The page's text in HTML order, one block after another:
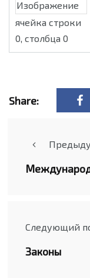
ячейка строки
0, столбца 0
Share:
Следующий
Законы